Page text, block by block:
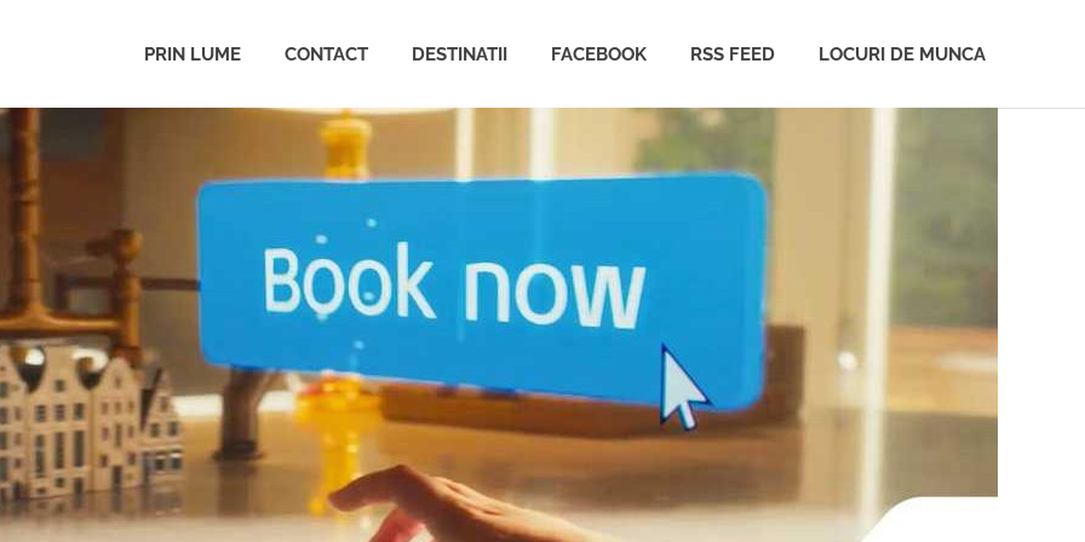
PRIN LUME CONTACT DESTINATII FACEBOOK RSS FEED LOCURI DE MUNCA